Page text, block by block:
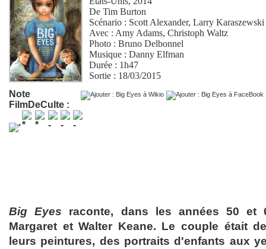
DeTim Burton
Scénario : Scott Alexander,Larry Karaszewski
Avec : Amy Adams,Christoph Waltz
Photo :Bruno Delbonnel
Musique :Danny Elfman
Durée : 1h47
Sortie : 18/03/2015
Note
FilmDeCulte :
Big Eyes raconte, dans les années 50 et
Margaret et Walter Keane. Le couple était
leurs peintures, des portraits d'enfants aux